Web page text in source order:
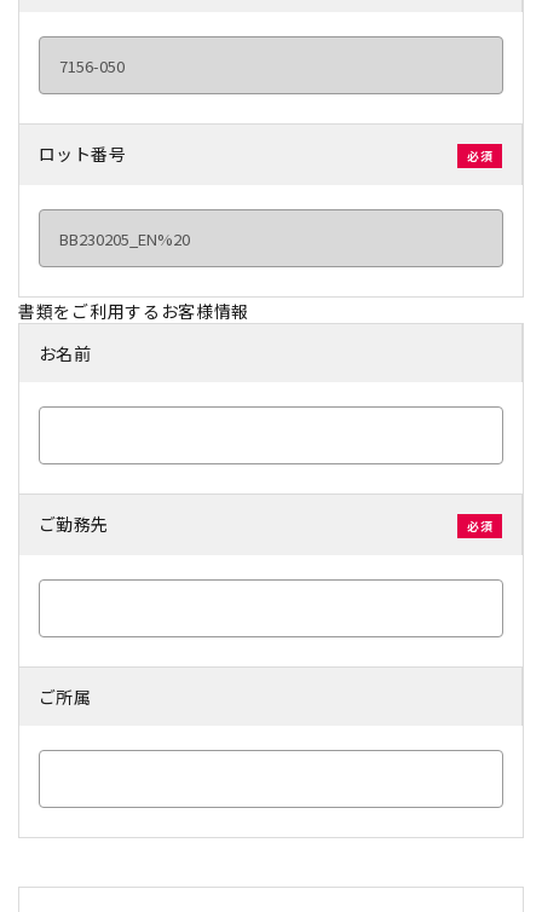
ロット番号
書類をご利用するお客様情報
お名前
ご勤務先
ご所属